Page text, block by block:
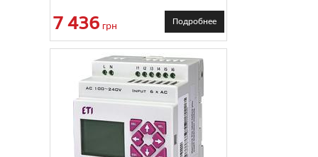
7 436 грн Подробнее